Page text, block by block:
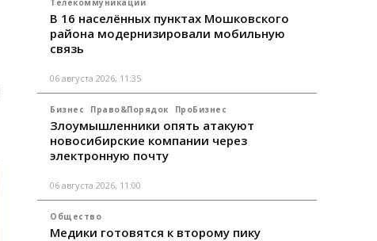
Телекоммуникации
В 16 населённых пунктах Мошковского
района модернизировали мобильную
связь
06 августа 2026, 11:35
Бизнес Право&Порядок ПроБизнес
Злоумышленники опять атакуют
новосибирские компании через
электронную почту
06 августа 2026, 11:00
Общество
Медики готовятся к второму пику